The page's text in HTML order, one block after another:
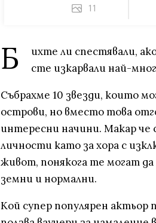
11
Б
ихте ли спестявали,
сте изкарвали най-
Събрахме 10 звезди, които
острови, но вместо това
интересни начини. Макар че
личности като за хора с
живот, понякога те могат
земни и нормални.
Кой супер популярен актьор